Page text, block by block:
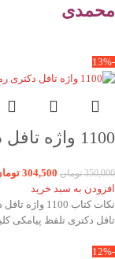
محمدی
-13%
1100 واژه تافل دکتری رمضانی -کتاب آوا
350,000 تومان 304,500
افزودن به سبد خرید
نکات کتاب
تافل دکتری تلفظ پیامکی
-12%